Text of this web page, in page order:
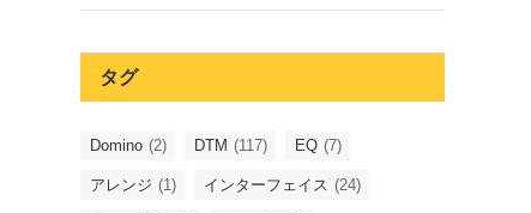
タグ
Domino (2) DTM (117) EQ (7)
アレンジ (1) インターフェイス (24)